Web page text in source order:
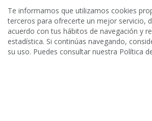
Condiciones de uso
Política de protección de datos
Política de cookies
Te informamos que utilizamos cookies
terceros para ofrecerte un mejor servicio,
acuerdo con tus hábitos de navegación y
estadística. Si continúas navegando,
su uso. Puedes consultar nuestra Política